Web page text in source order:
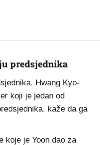
predsjednika
Hwang Kyo-
koji je jedan od
kaže da ga
koje je Yoon dao za